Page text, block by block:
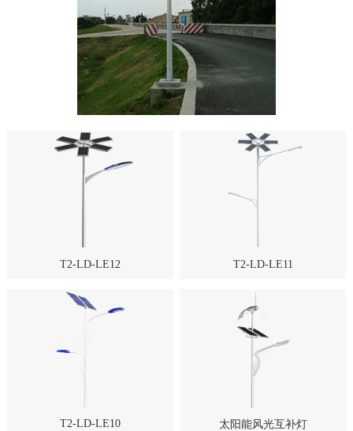
T2-LD-LE12 T2-LD-LE11
T2-LD-LE10 太阳能风光互补灯